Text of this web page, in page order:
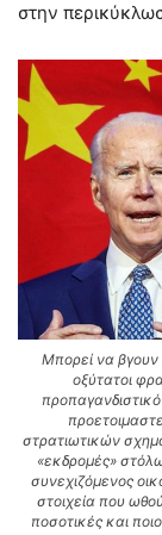
στην
Μπορεί να
οξύτατοι
στρατιωτικών
«εκδρομές»
συνεχιζόμενος
στοιχεία που
ποσοτικές και